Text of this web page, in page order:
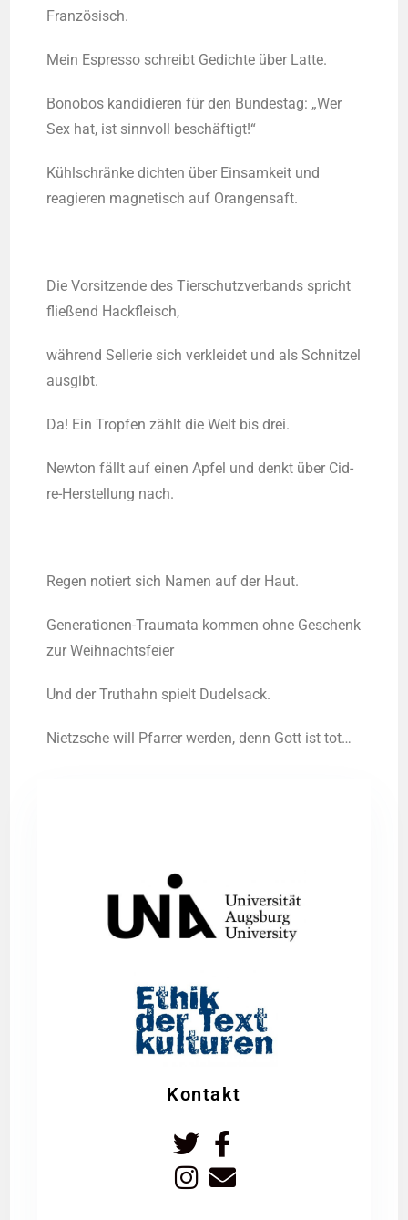
Französisch.
Mein Espres­so schreibt Gedich­te über Latte.
Bono­bos kan­di­die­ren für den Bun­des­tag: „Wer
Sex hat, ist sinn­voll beschäftigt!“
Kühl­schrän­ke dich­ten über Ein­sam­keit und
reagie­ren magne­tisch auf Orangensaft.
Die Vor­sit­zen­de des Tier­schutz­ver­bands spricht
flie­ßend Hackfleisch,
wäh­rend Sel­le­rie sich ver­klei­det und als Schnit­zel
ausgibt.
Da! Ein Trop­fen zählt die Welt bis drei.
New­ton fällt auf einen Apfel und denkt über Cid­
re-Her­stel­lung nach.
Regen notiert sich Namen auf der Haut.
Gene­ra­tio­nen-Trau­ma­ta kom­men ohne Geschenk
zur Weihnachtsfeier
Und der Trut­hahn spielt Dudelsack.
Nietz­sche will Pfar­rer wer­den, denn Gott ist tot…
Kontakt